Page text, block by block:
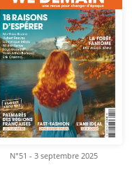
N°51 - 3 septembre 2025